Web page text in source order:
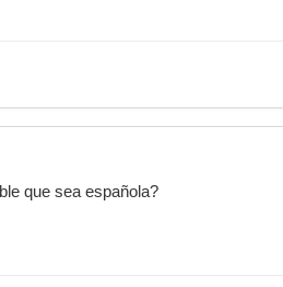
que sea española?